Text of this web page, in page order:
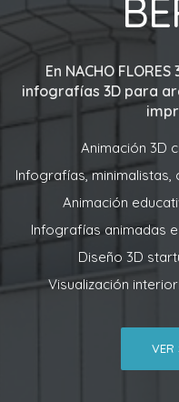
En NACHO FLORES
infografías 3D para
Animación 3D
Infografías, minimalistas,
Animación
Infografías animadas
Diseño 3D
Visualización
VER